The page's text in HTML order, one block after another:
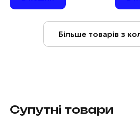
Більше товарів з
Супутні товари